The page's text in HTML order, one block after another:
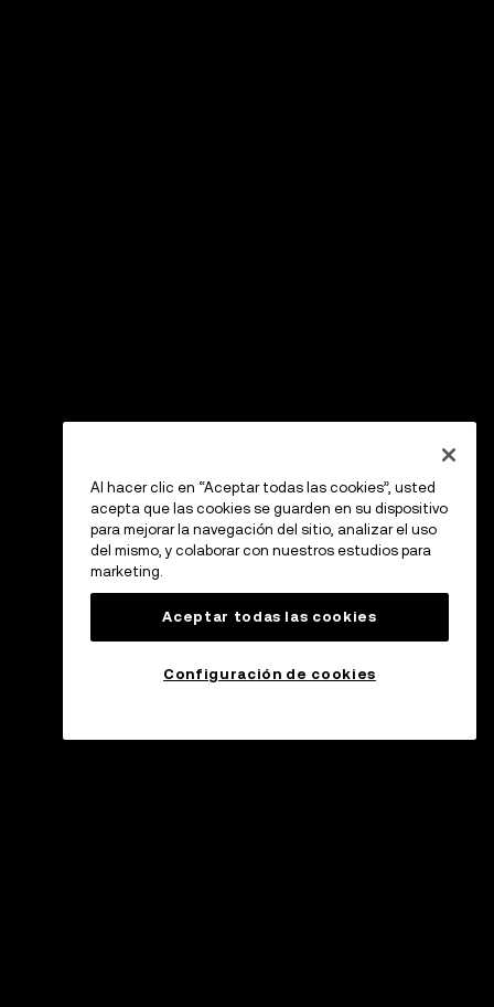
Al hacer clic en “Aceptar todas las cookies”, usted
acepta que las cookies se guarden en su dispositivo
para mejorar la navegación del sitio, analizar el uso
del mismo, y colaborar con nuestros estudios para
marketing.
Aceptar todas las cookies
Configuración de cookies